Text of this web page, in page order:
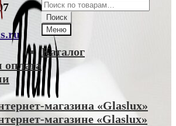
Поиск
Меню
Каталог
оплата
магазина «Glaslux»
магазине «Glaslux»